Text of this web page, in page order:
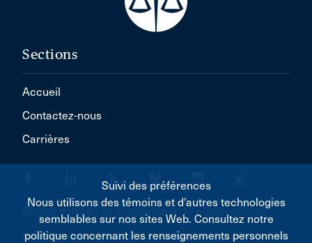
Sections
Accueil
Contactez-nous
Carrières
Règles d'usage et dégagement de responsabilité
Politique concernant les renseignements personnels
Suivi des préférences
Nous utilisons des témoins et d’autres technologies
semblables sur nos sites Web. Consultez notre
politique concernant les renseignements personnels